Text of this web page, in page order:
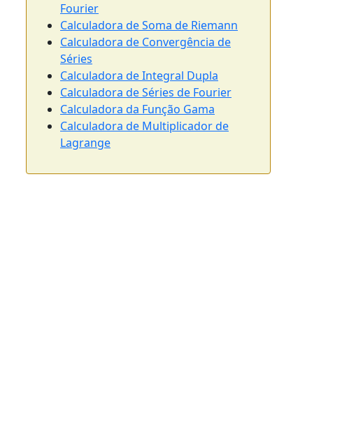
Fourier
Calculadora de Soma de Riemann
Calculadora de Convergência de
Séries
Calculadora de Integral Dupla
Calculadora de Séries de Fourier
Calculadora da Função Gama
Calculadora de Multiplicador de
Lagrange